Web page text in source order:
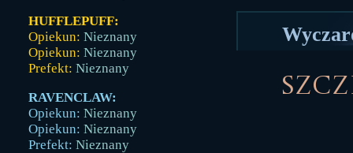
HUFFLEPUFF:
Opiekun: Nieznany
Opiekun: Nieznany
Prefekt: Nieznany
RAVENCLAW:
Opiekun: Nieznany
Opiekun: Nieznany
Prefekt: Nieznany